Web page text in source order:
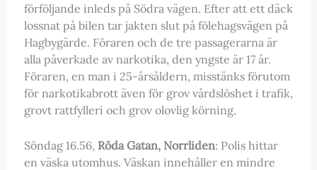
förföljande inleds på Södra vägen. Efter att ett däck
lossnat på bilen tar jakten slut på fölehagsvägen på
Hagbygärde. Föraren och de tre passagerarna är
alla påverkade av narkotika, den yngste är 17 år.
Föraren, en man i 25-årsåldern, misstänks förutom
för narkotikabrott även för grov vårdslöshet i trafik,
grovt rattfylleri och grov olovlig körning.
Söndag 16.56, Röda Gatan, Norrliden: Polis hittar
en väska utomhus. Väskan innehåller en mindre